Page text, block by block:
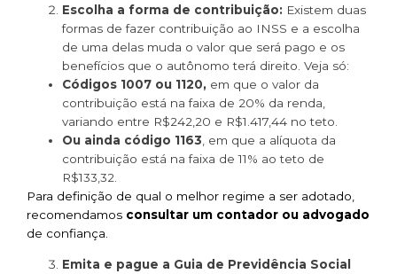
Escolha a forma de contribuição: Existem duas
formas de fazer contribuição ao INSS e a escolha
de uma delas muda o valor que será pago e os
benefícios que o autônomo terá direito. Veja só:
Códigos 1007 ou 1120, em que o valor da
contribuição está na faixa de 20% da renda,
variando entre R$242,20 e R$1.417,44 no teto.
Ou ainda código 1163 , em que a alíquota da
contribuição está na faixa de 11% ao teto de
R$133,32.
Para definição de qual o melhor regime a ser adotado,
recomendamos consultar um contador ou advogado
de confiança.
Emita e pague a Guia de Previdência Social